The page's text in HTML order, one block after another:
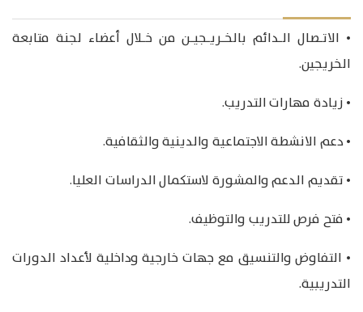
• الاتـصال الـدائم بالخـريـجيـن من خـلال أعضاء لجنة متابعة
الخريجين.
• زيادة مهارات التدريب.
• دعم الانشطة الاجتماعية والدينية والثقافية.
• تقديم الدعم والمشورة لاستكمال الدراسات العليا.
• فتح فرص للتدريب والتوظيف.
• التفاوض والتنسيق مع جهات خارجية وداخلية لأعداد الدورات
التدريبية.